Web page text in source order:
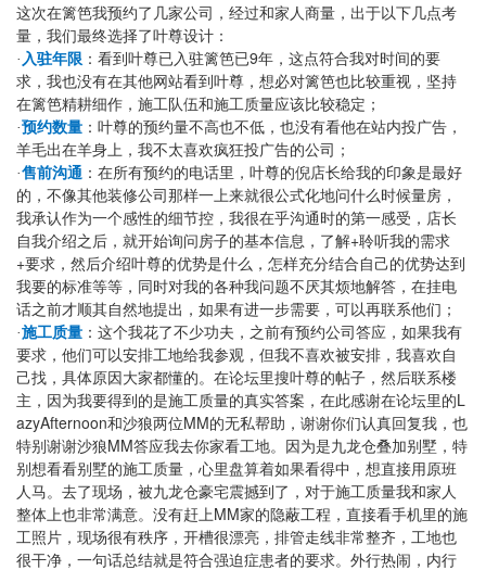
这次在篱笆我预约了几家公司，经过和家人商量，出于以下几点考
量，我们最终选择了叶尊设计：
· 入驻年限 ：看到叶尊已入驻篱笆已9年，这点符合我对时间的要
求，我也没有在其他网站看到叶尊，想必对篱笆也比较重视，坚持
在篱笆精耕细作，施工队伍和施工质量应该比较稳定；
·预约数量 ：叶尊的预约量不高也不低，也没有看他在站内投广告，
羊毛出在羊身上， 我不太喜欢疯狂投广告的公司；
·售前沟通 ：在所有预约的电话里，叶尊的倪店长给我的印象是最好
的，不像其他装修公司那样一上来就很公式化地问什么时候量房，
我承认作为一个感性的细节控，我很在乎沟通时的第一感受，店长
自我介绍之后，就开始询问房子的基本信息，了解+聆听我的需求
+要求，然后介绍叶尊的优势是什么，怎样充分结合自己的优势达到
我要的标准等等，同时对我的各种我问题不厌其烦地解答，在挂电
话之前才顺其自然地提出，如果有进一步需要，可以再联系他们；
·施工质量 ：这个我花了不少功夫，之前有预约公司答应，如果我有
要求，他们可以安排工地给我参观，但我不喜欢被安排，我喜欢自
己找，具体原因大家都懂的。在论坛里搜叶尊的帖子，然后联系楼
主，因为我要得到的是施工质量的真实答案，在此感谢在论坛里的L
azyAfternoon和沙狼两位MM的无私帮助，谢谢你们认真回复我，也
特别谢谢沙狼MM答应我去你家看工地。因为是九龙仓叠加别墅，特
别想看看别墅的施工质量，心里盘算着如果看得中，想直接用原班
人马。去了现场，被九龙仓豪宅震撼到了，对于施工质量我和家人
整体上也非常满意。没有赶上MM家的隐蔽工程，直接看手机里的施
工照片，现场很有秩序，开槽很漂亮，排管走线非常整齐，工地也
很干净，一句话总结就是符合强迫症患者的要求。外行热闹，内行